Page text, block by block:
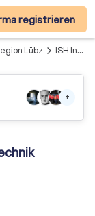
registrieren
Lübz arrow_forward_ios ISH Innovative Sanitär-& Heizungstechnik
+